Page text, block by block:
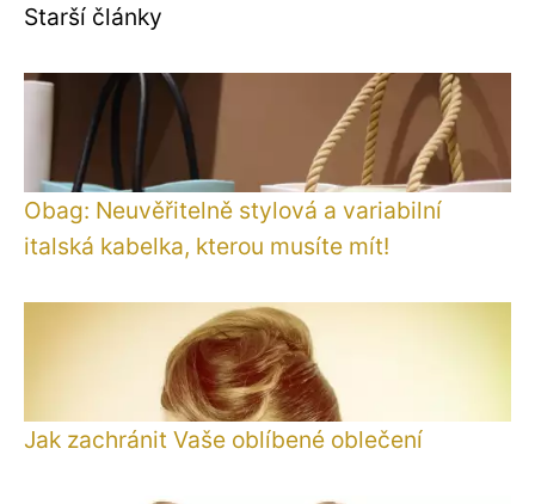
Starší články
Obag: Neuvěřitelně stylová a variabilní
italská kabelka, kterou musíte mít!
Jak zachránit Vaše oblíbené oblečení